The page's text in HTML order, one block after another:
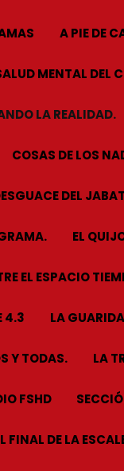
A PIE DE
MENTAL DEL
LA REALIDAD.
COSAS DE LOS
DEL
EL
EL ESPACIO
4.3 LA
Y TODAS. LA
FSHD
FINAL DE LA